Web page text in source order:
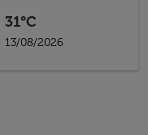
31°C
13/08/2026